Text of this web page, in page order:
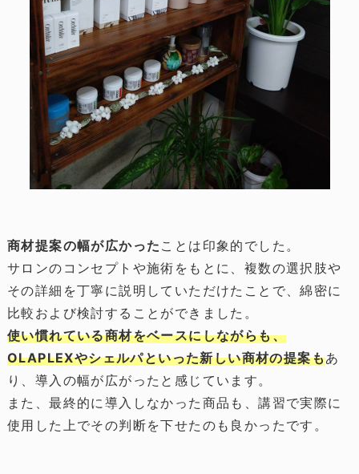
商材提案の幅が広かった ことは印象的でした。
サロンのコンセプトや施術をもとに、複数の選択肢や
その詳細を丁寧に説明していただけたことで、綿密に
比較および検討することができました。
使い慣れている商材をベースにしながらも、
OLAPLEXやシェルパといった新しい商材の提案もあ
り、導入の幅が広がったと感じています。
また、最終的に導入しなかった商品も、講習で実際に
使用した上でその判断を下せたのも良かったです。